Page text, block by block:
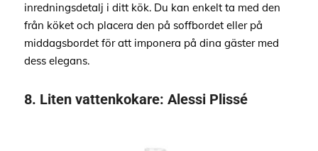
inredningsdetalj i ditt kök. Du kan enkelt ta med den
från köket och placera den på soffbordet eller på
middagsbordet för att imponera på dina gäster med
dess elegans.
8. Liten vattenkokare: Alessi Plissé